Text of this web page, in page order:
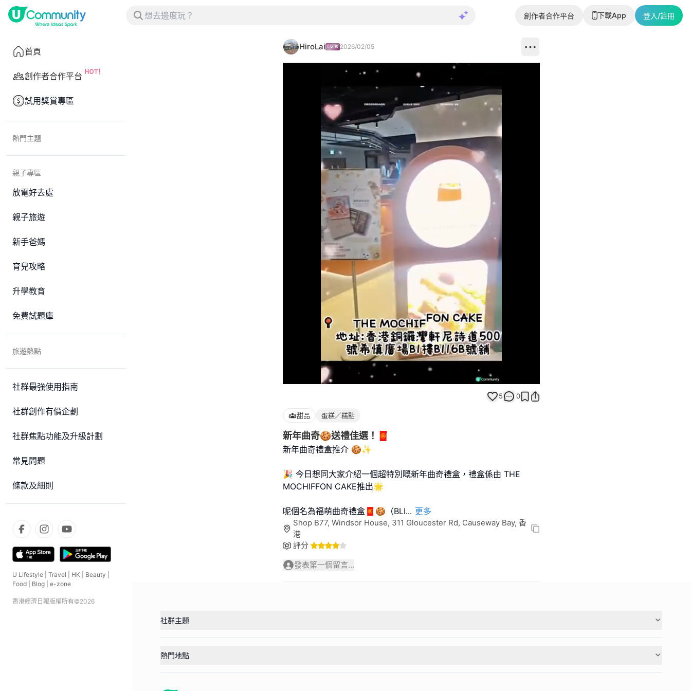
創作者合作平台 下載App 登入/註冊
首頁
創作者合作平台
試用獎賞專區
熱門主題
親子專區
放電好去處
親子旅遊
新手爸媽
育兒攻略
升學教育
免費試題庫
旅遊熱點
社群最強使用指南
社群創作有價企劃
社群焦點功能及升級計劃
常見問題
條款及細則
U Lifestyle Travel HK Beauty
Food
Blog e-zone
香港經濟日報版權所有©2026
HiroLai 2026/02/05
100.00%
5 0
甜品 蛋糕／糕點
新年曲奇🍪送禮佳選！🧧
新年曲奇禮盒推介 🍪✨
🎉 今日想同大家介紹一個超特別嘅新年曲奇禮盒，禮盒係由 THE
MOCHIFFON CAKE推出🌟
呢個名為福萌曲奇禮盒🧧🍪（BLI... 更多
Shop B77, Windsor House, 311 Gloucester Rd, Causeway Bay, 香
港
評分
發表第一個留言...
社群主題
熱門地點